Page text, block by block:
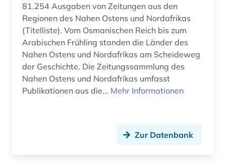
ostasien (1)
osteuropa (1)
persien (1)
politikwissenschaft (1)
81.254 Ausgaben von Zeitungen aus den
Regionen des Nahen Ostens und Nordafrikas
(Titelliste). Vom Osmanischen Reich bis zum
Arabischen Frühling standen die Länder des
Nahen Ostens und Nordafrikas am Scheideweg
der Geschichte. Die Zeitungssammlung des
Nahen Ostens und Nordafrikas umfasst
Publikationen aus die... Mehr Informationen
Zur Datenbank